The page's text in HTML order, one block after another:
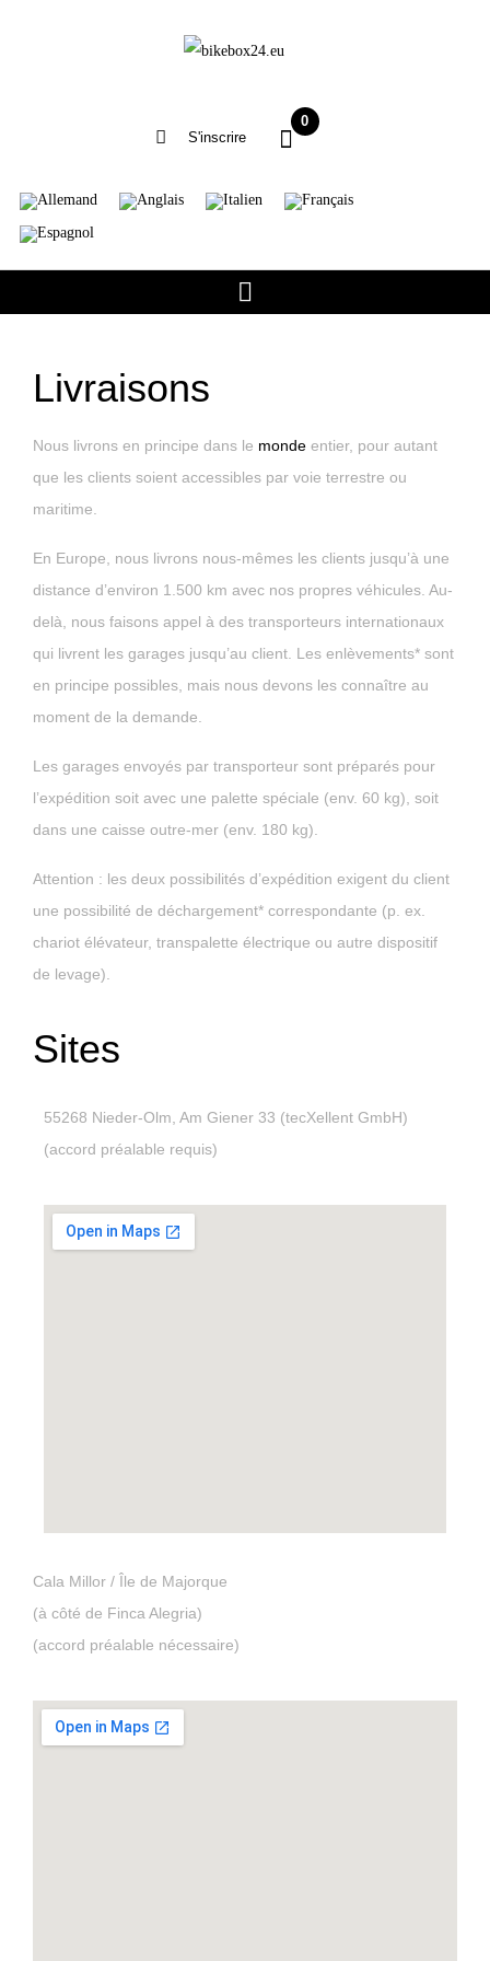
S'inscrire
0
Livraisons
Nous livrons en principe dans le monde entier, pour autant
que les clients soient accessibles par voie terrestre ou
maritime.
En Europe, nous livrons nous-mêmes les clients jusqu’à une
distance d’environ 1.500 km avec nos propres véhicules. Au-
delà, nous faisons appel à des transporteurs internationaux
qui livrent les garages jusqu’au client. Les enlèvements* sont
en principe possibles, mais nous devons les connaître au
moment de la demande.
Les garages envoyés par transporteur sont préparés pour
l’expédition soit avec une palette spéciale (env. 60 kg), soit
dans une caisse outre-mer (env. 180 kg).
Attention : les deux possibilités d’expédition exigent du client
une possibilité de déchargement* correspondante (p. ex.
chariot élévateur, transpalette électrique ou autre dispositif
de levage).
Sites
55268 Nieder-Olm, Am Giener 33 (tecXellent GmbH)
(accord préalable requis)
Cala Millor / Île de Majorque
(à côté de Finca Alegria)
(accord préalable nécessaire)